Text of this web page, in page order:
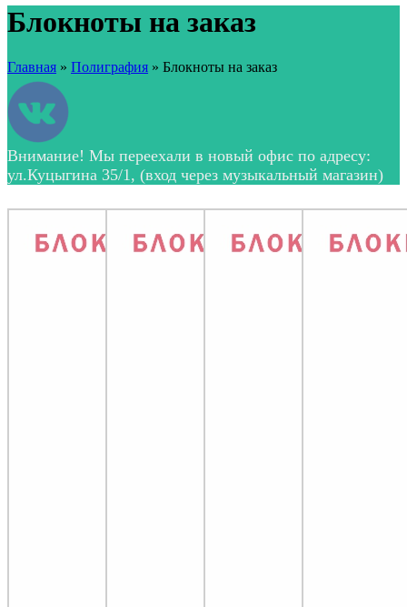
Блокноты на заказ
Главная » Полиграфия » Блокноты на заказ
Внимание! Мы переехали в новый офис по адресу:
ул.Куцыгина 35/1, (вход через музыкальный магазин)